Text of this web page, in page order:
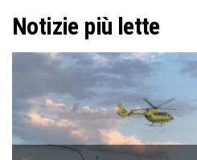
Notizie più lette